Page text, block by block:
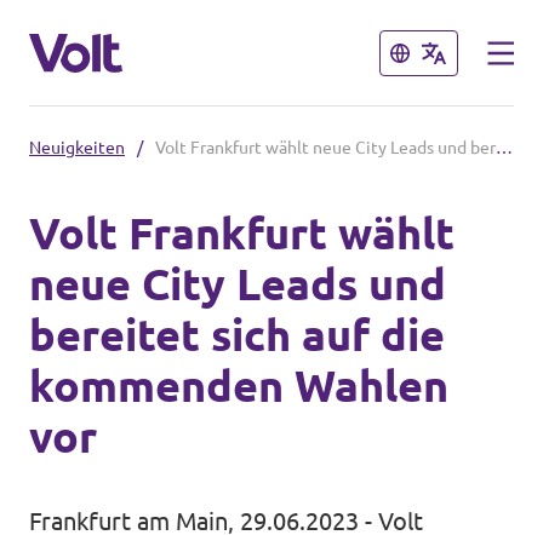
Schließen
Volt Hessen
Lokale Teams in Hessen
Bundesebene
Volt Deutschland
Länderteams in Deutschland
Schließen
Programm
Über Volt
Menschen
Neuigkeiten
Neuigkeiten / Volt Frankfurt wählt neue City Leads und bereitet sich auf die kommenden Wahlen vor
Volt Frankfurt wählt
neue City Leads und
bereitet sich auf die
kommenden Wahlen
vor
Frankfurt am Main, 29.06.2023 - Volt